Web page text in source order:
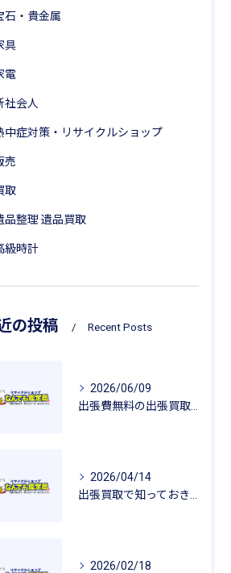
石・貴金属
具
電
社会人
中症対策・リサイクルショップ
売
取
品整理 遺品買取
級時計
の投稿 Recent Posts
2026/06/09
2026/04/14
2026/02/18